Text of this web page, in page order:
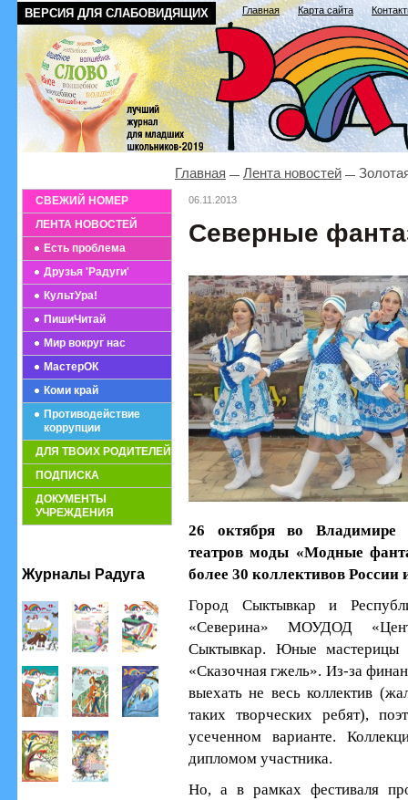
ВЕРСИЯ ДЛЯ СЛАБОВИДЯЩИХ Главная Карта сайта
СВЕЖИЙ НОМЕР
ЛЕНТА НОВОСТЕЙ
Есть проблема
Друзья 'Радуги'
КультУра!
ПишиЧитай
Мир вокруг нас
МастерОК
Коми край
Противодействие
коррупции
ДЛЯ ТВОИХ РОДИТЕЛЕЙ
ПОДПИСКА
ДОКУМЕНТЫ
УЧРЕЖДЕНИЯ
Журналы Радуга
Главная Лента новостей
06.11.2013
Северные
26 октября во Владимире
театров моды «Модные
более 30 коллективов России
Город Сыктывкар и
«Северина» МОУДОД
Сыктывкар. Юные мастерицы
«Сказочная гжель». Из-за
выехать не весь коллектив
таких творческих ребят),
усеченном варианте.
дипломом участника.
Но, а в рамках фестиваля